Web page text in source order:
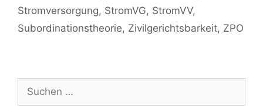
Stromversorgung, StromVG, StromVV,
Subordinationstheorie, Zivilgerichtsbarkeit, ZPO